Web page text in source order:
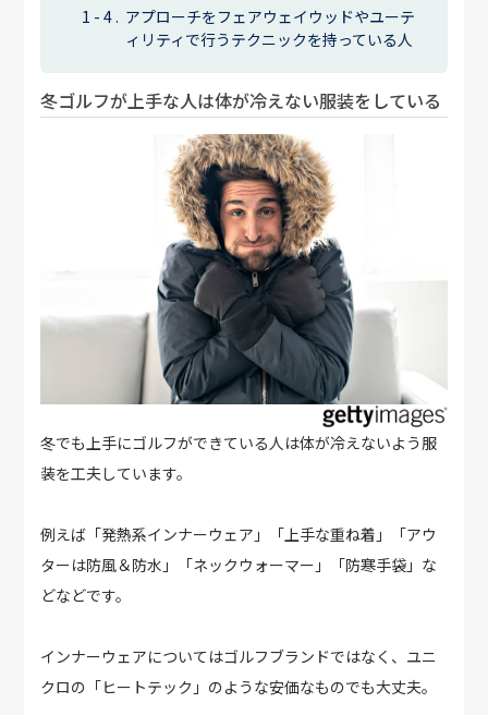
アプローチをフェアウェイウッドやユーテ
ィリティで行うテクニックを持っている人
冬ゴルフが上手な人は体が冷えない服装をしている
冬でも上手にゴルフができている人は体が冷えないよう服
装を工夫しています。
例えば「発熱系インナーウェア」「上手な重ね着」「アウ
ターは防風＆防水」「ネックウォーマー」「防寒手袋」な
どなどです。
インナーウェアについてはゴルフブランドではなく、ユニ
クロの「ヒートテック」のような安価なものでも大丈夫。